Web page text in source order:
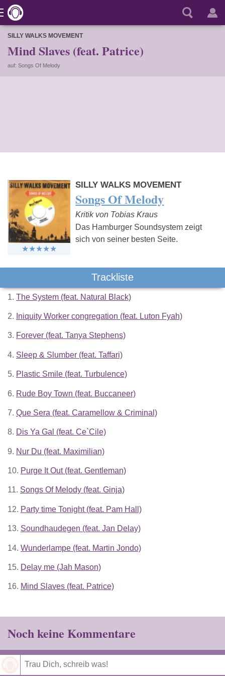
SILLY WALKS MOVEMENT
Mind Slaves (feat. Patrice)
auf: Songs Of Melody
SILLY WALKS MOVEMENT
Songs Of Melody
Kritik von Tobias Kraus
Das Hamburger Soundsystem zeigt
sich von seiner besten Seite.
Trackliste
1. The System (feat. Natural Black)
2. Iniquity Worker congregation (feat. Luton Fyah)
3. Forever (feat. Tanya Stephens)
4. Sleep & Slumber (feat. Taffari)
5. Plastic Smile (feat. Turbulence)
6. Rude Boy Town (feat. Buccaneer)
7. Que Sera (feat. Caramellow & Criminal)
8. Dis Ya Gal (feat. Ce`Cile)
9. Nur Du (feat. Maximilian)
10. Purge It Out (feat. Gentleman)
11. Songs Of Melody (feat. Ginja)
12. Party time Tonight (feat. Pam Hall)
13. Soundhaudegen (feat. Jan Delay)
14. Wunderlampe (feat. Martin Jondo)
15. Delay me (Jah Mason)
16. Mind Slaves (feat. Patrice)
Noch keine Kommentare